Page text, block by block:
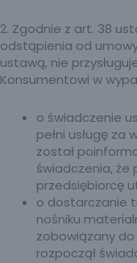
2. Zgodnie z art. 38
odstąpienia od
ustawą, nie
Konsumentowi w
o świadczenie
pełni usługę
został
świadczenia, że
przedsiębiorcę
o dostarczanie
nośniku
zobowiązany
rozpoczął